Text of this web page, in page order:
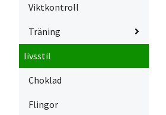
Viktkontroll
Träning
livsstil
Choklad
Flingor